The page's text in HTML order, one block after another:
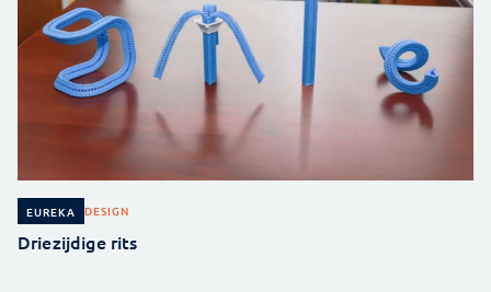
EUREKA DESIGN
Driezijdige rits